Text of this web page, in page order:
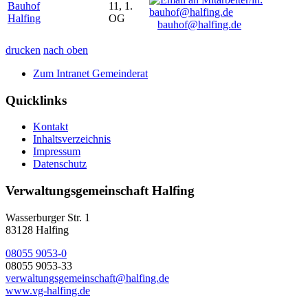
Bauhof
Halfing
11, 1.
OG
bauhof@halfing.de
drucken nach oben
Zum Intranet Gemeinderat
Quicklinks
Kontakt
Inhaltsverzeichnis
Impressum
Datenschutz
Verwaltungsgemeinschaft Halfing
Wasserburger Str. 1
83128 Halfing
08055 9053-0
08055 9053-33
verwaltungsgemeinschaft@halfing.de
www.vg-halfing.de